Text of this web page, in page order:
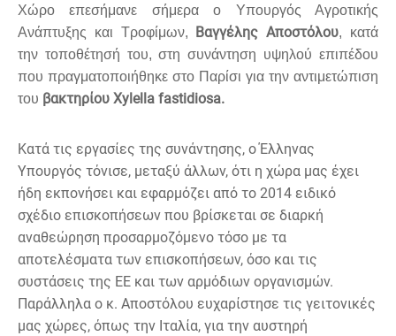
Χώρο επεσήμανε σήμερα ο Υπουργός Αγροτικής
Ανάπτυξης και Τροφίμων,
Βαγγέλης Αποστόλου, κατά
την τοποθέτησή του, στη συνάντηση υψηλού επιπέδου
που πραγματοποιήθηκε στο Παρίσι για την αντιμετώπιση
του βακτηρίου Xylella fastidiosa.
Κατά τις εργασίες της συνάντησης, ο Έλληνας
Υπουργός τόνισε, μεταξύ άλλων, ότι η χώρα μας έχει
ήδη εκπονήσει και εφαρμόζει από το 2014 ειδικό
σχέδιο επισκοπήσεων που βρίσκεται σε διαρκή
αναθεώρηση προσαρμοζόμενο τόσο με τα
αποτελέσματα των επισκοπήσεων, όσο και τις
συστάσεις της ΕΕ και των αρμόδιων οργανισμών.
Παράλληλα ο κ. Αποστόλου ευχαρίστησε τις γειτονικές
μας χώρες, όπως την Ιταλία, για την αυστηρή